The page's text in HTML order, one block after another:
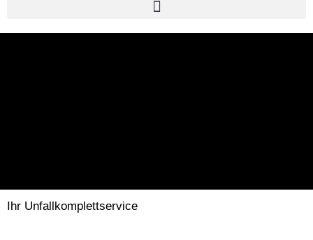
Ihr Unfallkomplettservice